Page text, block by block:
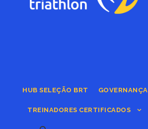
HUB SELEÇÃO BRT GOVERNANÇA
TREINADORES CERTIFICADOS